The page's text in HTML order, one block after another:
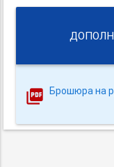
Брошюра на